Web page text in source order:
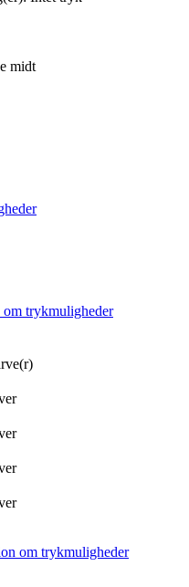
midt
trykmuligheder
om trykmuligheder